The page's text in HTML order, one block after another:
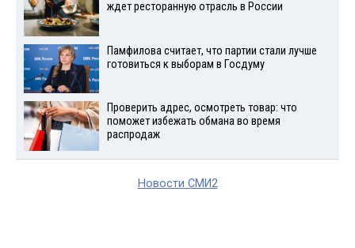
ждет ресторанную отрасль в России
Памфилова считает, что партии стали лучше
готовиться к выборам в Госдуму
Проверить адрес, осмотреть товар: что
поможет избежать обмана во время
распродаж
Новости СМИ2